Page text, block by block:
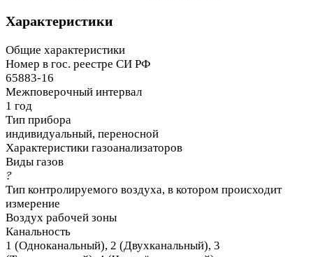
Характеристики
Общие характеристики
Номер в гос. реестре СИ РФ
65883-16
Межповерочный интервал
1 год
Тип прибора
индивидуальный, переносной
Характеристики газоанализаторов
Виды газов
?
Тип контролируемого воздуха, в котором происходит
измерение
Воздух рабочей зоны
Канальность
1 (Одноканальный), 2 (Двухканальный), 3